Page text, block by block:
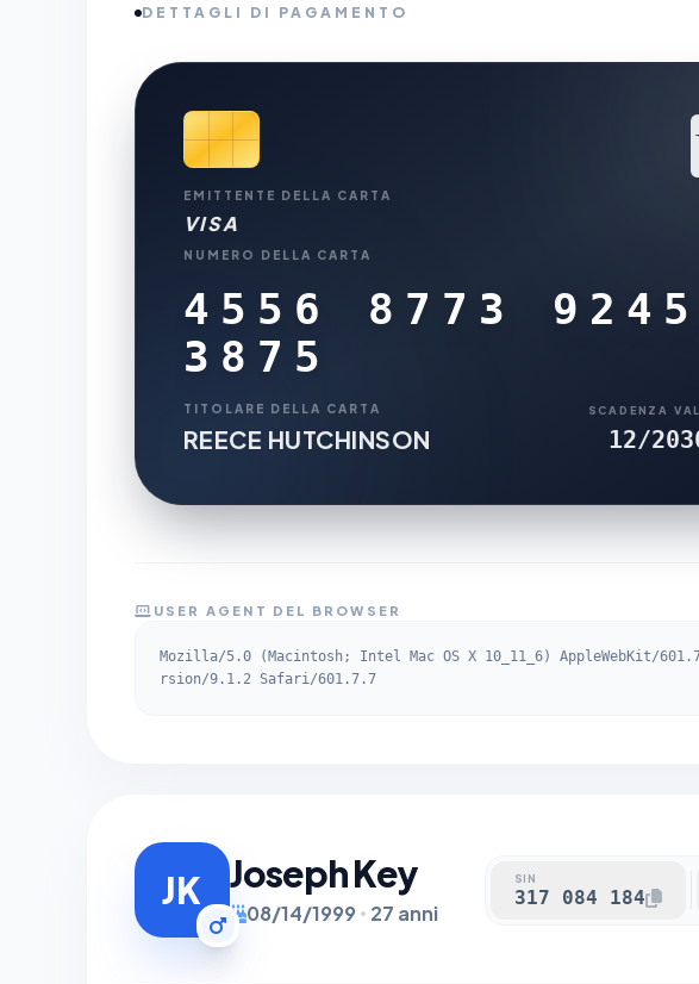
DETTAGLI DI PAGAMENTO
EMITTENTE DELLA CARTA
VISA
NUMERO DELLA CARTA
4556 8773 9245
3875
TITOLARE DELLA CARTA
REECE HUTCHINSON
SCADENZA
12/
USER AGENT DEL BROWSER
Mozilla/5.0 (Macintosh; Intel Mac OS X 10_11_6) AppleWebKit/
rsion/9.1.2 Safari/601.7.7
JK Joseph Key
08/14/1999 27 anni
SIN
317 084 184